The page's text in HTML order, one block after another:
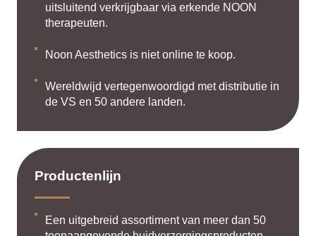
uitsluitend verkrijgbaar via erkende NOON
therapeuten.
Noon Aesthetics is niet online te koop.
Wereldwijd vertegenwoordigd met distributie in
de VS en 50 andere landen.
Productenlijn
Een uitgebreid assortiment van meer dan 50